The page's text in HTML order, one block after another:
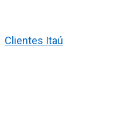
Clientes Itaú